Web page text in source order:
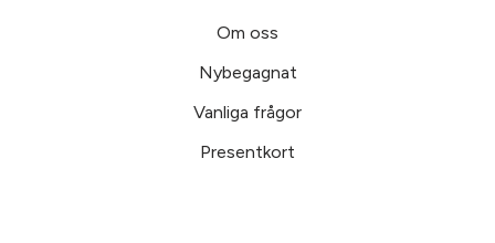
Om oss
Nybegagnat
Vanliga frågor
Presentkort